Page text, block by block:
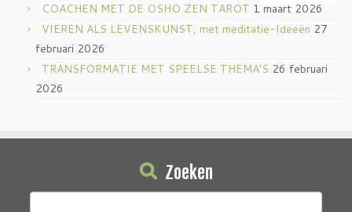
COACHEN MET DE OSHO ZEN TAROT 1 maart 2026
VIEREN ALS LEVENSKUNST, met meditatie-Ideeën 27
februari 2026
TRANSFORMATIE MET SPEELSE THEMA’S 26 februari
2026
Zoeken